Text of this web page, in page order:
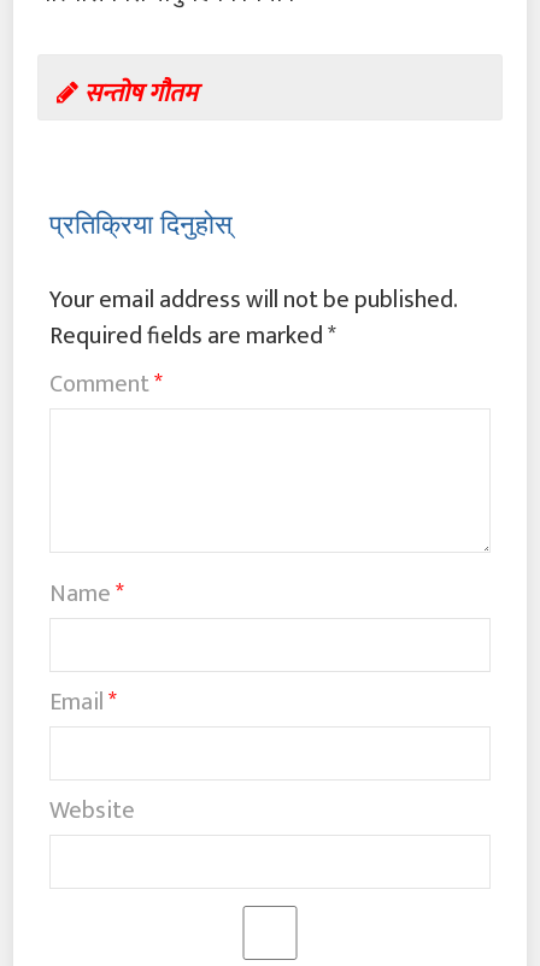
सन्तोष गौतम
प्रतिक्रिया दिनुहोस्
Your email address will not be published.
Required fields are marked*
Comment*
Name*
Email*
Website